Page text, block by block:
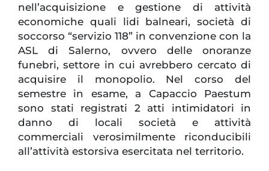
nell’acquisizione e gestione di attività
economiche quali lidi balneari, società di
soccorso “servizio 118” in convenzione con la
ASL di Salerno, ovvero delle onoranze
funebri, settore in cui avrebbero cercato di
acquisire il monopolio. Nel corso del
semestre in esame, a Capaccio Paestum
sono stati registrati 2 atti intimidatori in
danno di locali società e attività
commerciali verosimilmente riconducibili
all’attività estorsiva esercitata nel territorio.